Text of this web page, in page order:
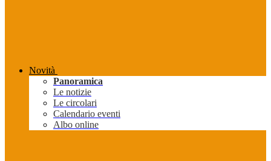
Novità
Panoramica
Le notizie
Le circolari
Calendario eventi
Albo online